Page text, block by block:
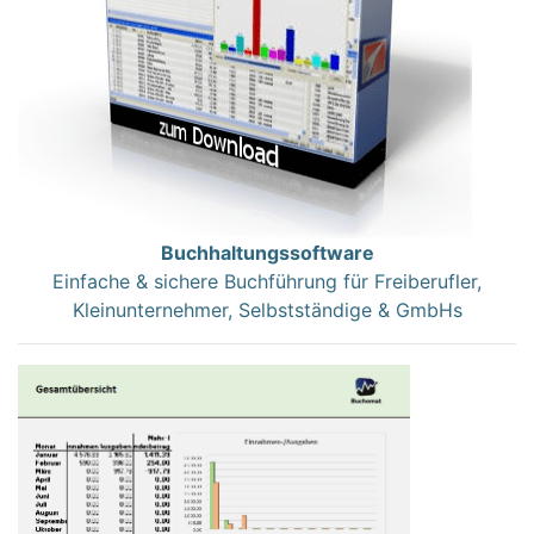
Buchhaltungssoftware
Einfache & sichere Buchführung für Freiberufler,
Kleinunternehmer, Selbstständige & GmbHs